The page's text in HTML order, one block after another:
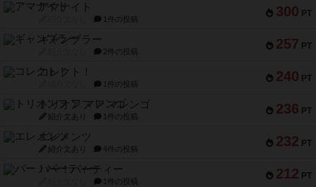
300 PT
アマナイト
1件の投稿
257 PT
ギャンブラー
2件の投稿
240 PT
コレクト！
1件の投稿
236 PT
トリオンフ ア マレンゴ
紹介文あり 1件の投稿
232 PT
エレメンツ
紹介文あり 4件の投稿
212 PT
バー！パーティー
1件の投稿